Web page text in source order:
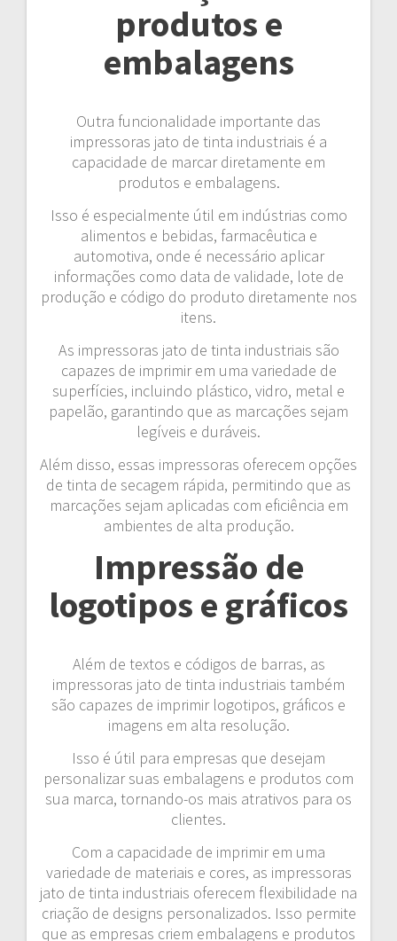
produtos e
embalagens
Outra funcionalidade importante das
impressoras jato de tinta industriais é a
capacidade de marcar diretamente em
produtos e embalagens.
Isso é especialmente útil em indústrias como
alimentos e bebidas, farmacêutica e
automotiva, onde é necessário aplicar
informações como data de validade, lote de
produção e código do produto diretamente nos
itens.
As impressoras jato de tinta industriais são
capazes de imprimir em uma variedade de
superfícies, incluindo plástico, vidro, metal e
papelão, garantindo que as marcações sejam
legíveis e duráveis.
Além disso, essas impressoras oferecem opções
de tinta de secagem rápida, permitindo que as
marcações sejam aplicadas com eficiência em
ambientes de alta produção.
Impressão de
logotipos e gráficos
Além de textos e códigos de barras, as
impressoras jato de tinta industriais também
são capazes de imprimir logotipos, gráficos e
imagens em alta resolução.
Isso é útil para empresas que desejam
personalizar suas embalagens e produtos com
sua marca, tornando-os mais atrativos para os
clientes.
Com a capacidade de imprimir em uma
variedade de materiais e cores, as impressoras
jato de tinta industriais oferecem flexibilidade na
criação de designs personalizados. Isso permite
que as empresas criem embalagens e produtos